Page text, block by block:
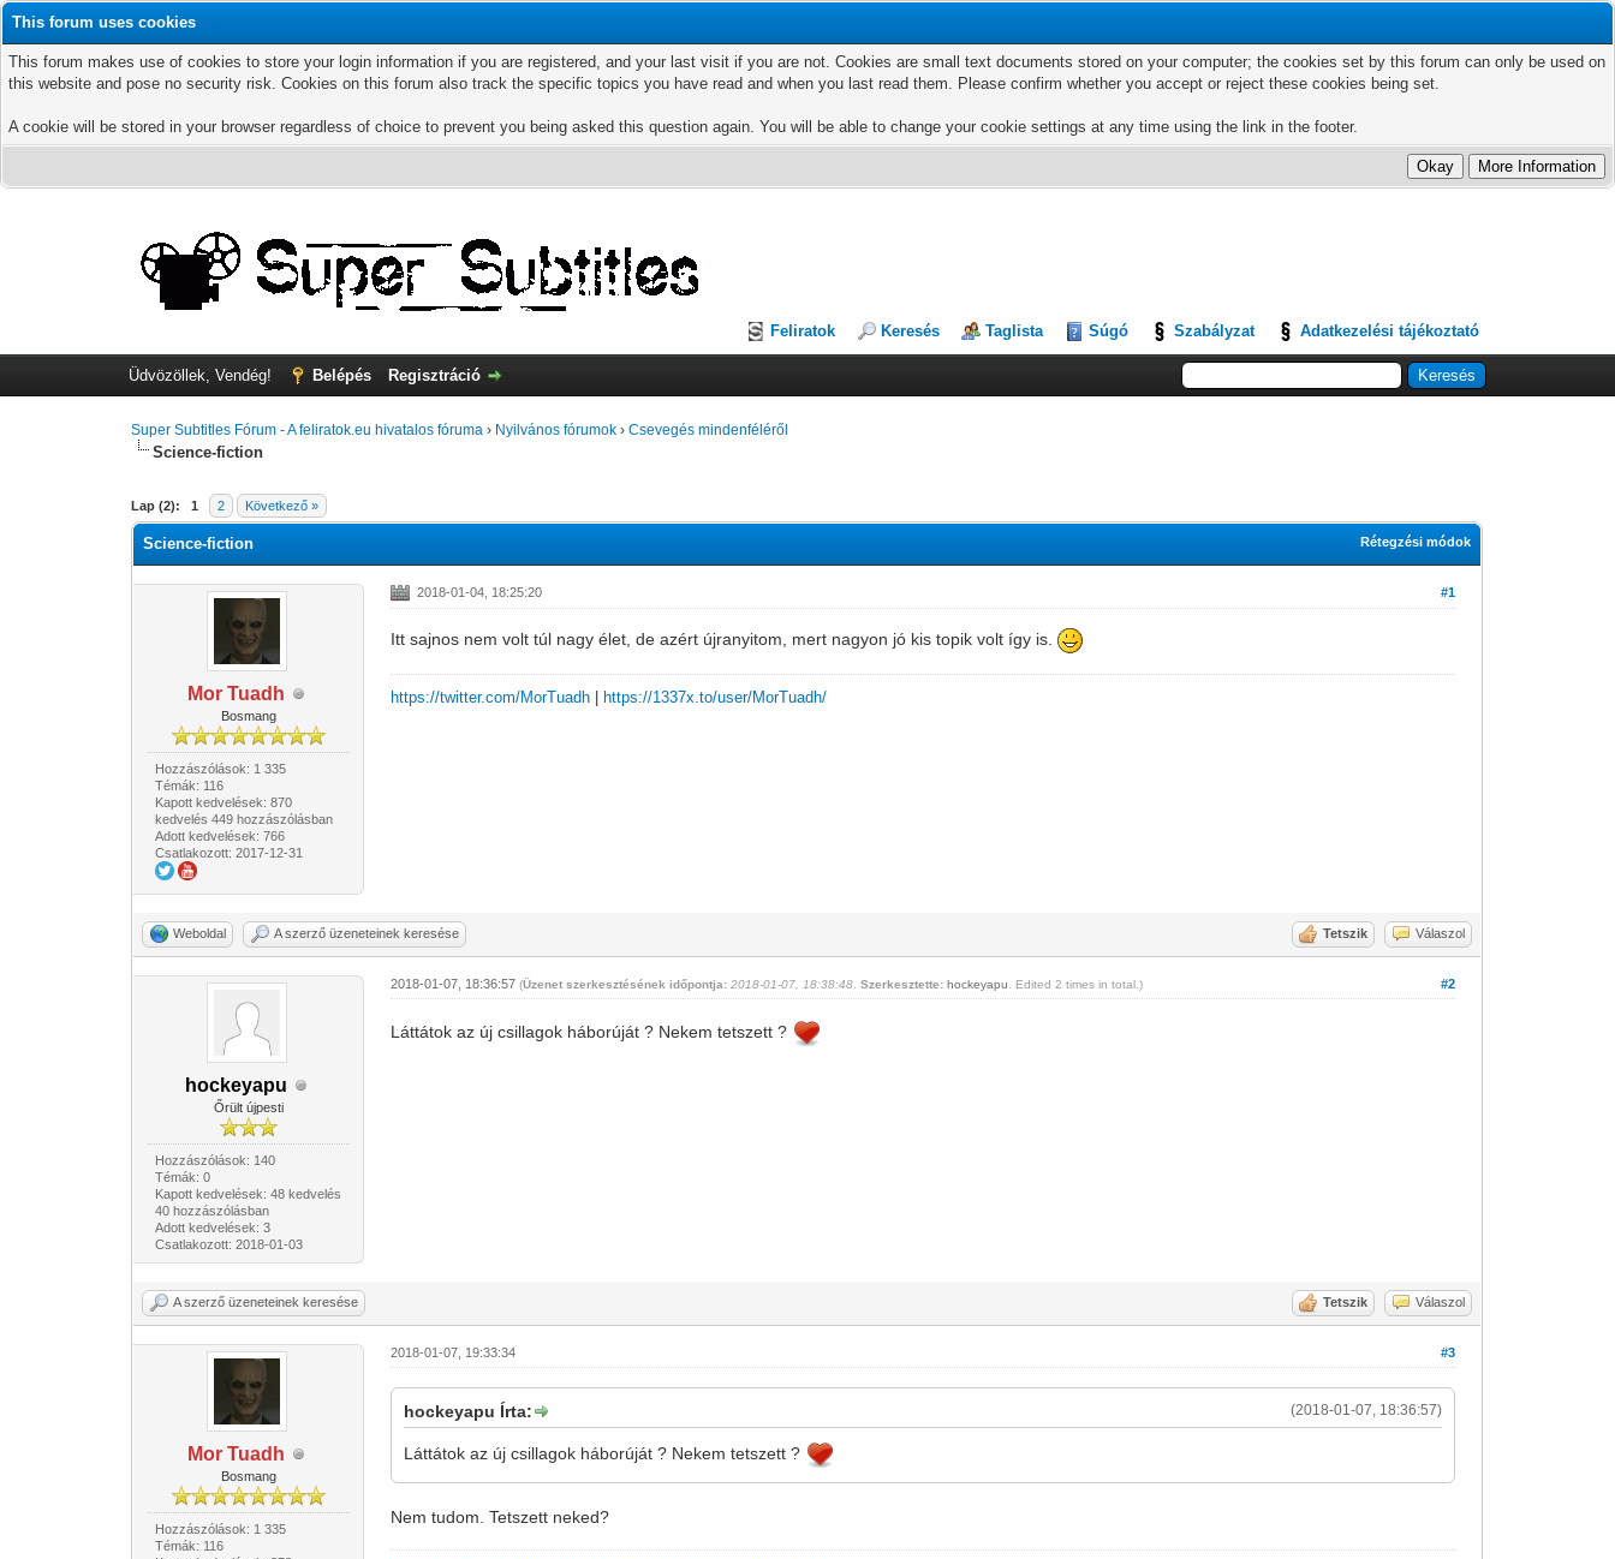
This forum uses cookies
This forum makes use of cookies to store your login information if you are registered, and your last visit if you are not. Cookies are small text documents stored on your computer; the cookies set by this forum can only be used on
this website and pose no security risk. Cookies on this forum also track the specific topics you have read and when you last read them. Please confirm whether you accept or reject these cookies being set.
A cookie will be stored in your browser regardless of choice to prevent you being asked this question again. You will be able to change your cookie settings at any time using the link in the footer.
Feliratok Keresés Taglista Súgó Szabályzat Adatkezelési tájékoztató
Üdvözöllek, Vendég! Belépés Regisztráció
Super Subtitles Fórum - A feliratok.eu hivatalos fóruma › Nyilvános fórumok ›Csevegés mindenféléről
Science-fiction
Lap (2): 1 2 Következő »
Rétegzési módok
Science-fiction
Mor Tuadh
Bosmang
Hozzászólások: 1 335
Témák: 116
Kapott kedvelések: 870
kedvelés 449 hozzászólásban
Adott kedvelések: 766
Csatlakozott: 2017-12-31
#1
2018-01-04, 18:25:20
Itt sajnos nem volt túl nagy élet, de azért újranyitom, mert nagyon jó kis topik volt így is.
https://twitter.com/MorTuadh https://1337x.to/user/MorTuadh/
Weboldal A szerző üzeneteinek keresése Tetszik Válaszol
hockeyapu
Őrült újpesti
Hozzászólások: 140
Témák: 0
Kapott kedvelések: 48 kedvelés
40 hozzászólásban
Adott kedvelések: 3
Csatlakozott: 2018-01-03
#2
2018-01-07, 18:36:57(Üzenet szerkesztésének időpontja: 2018-01-07, 18:38:48 .Szerkesztette: hockeyapu . Edited 2 times in total.)
Láttátok az új csillagok háborúját ? Nekem tetszett ?
A szerző üzeneteinek keresése Tetszik Válaszol
Mor Tuadh
Bosmang
Hozzászólások: 1 335
Témák: 116
#3
2018-01-07, 19:33:34
(2018-01-07, 18:36:57)
hockeyapu Írta:
Láttátok az új csillagok háborúját ? Nekem tetszett ?
Nem tudom. Tetszett neked?